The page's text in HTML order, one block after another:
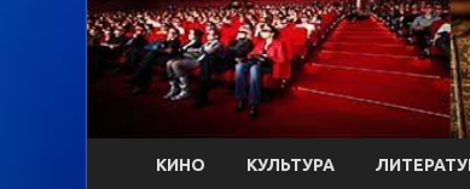
КИНО КУЛЬТУРА